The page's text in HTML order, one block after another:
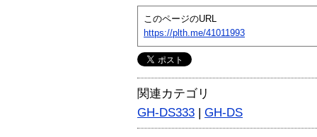
このページのURL
https://plth.me/41011993
関連カテゴリ
GH-DS333 | GH-DS